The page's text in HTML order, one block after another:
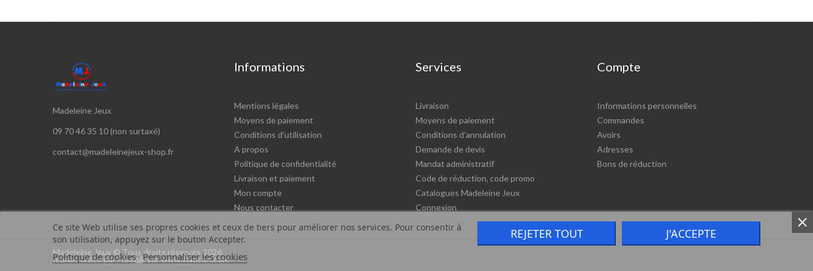
 
Madeleine Jeux
09 70 46 35 10 (non surtaxé)
contact@madeleinejeux-shop.fr
Ce site Web utilise ses propres cookies et ceux de tiers pour améliorer nos services. Pour consentir à
son utilisation, appuyez sur le bouton Accepter.
Politique de cookies Personnaliser les cookies
REJETER TOUT J'ACCEPTE
Informations
Mentions légales
Moyens de paiement
Conditions d'utilisation
A propos
Politique de confidentialité
Livraison et paiement
Mon compte
Nous contacter
Services
Livraison
Moyens de paiement
Conditions d'annulation
Demande de devis
Mandat administratif
Code de réduction, code promo
Catalogues Madeleine Jeux
Connexion
Compte
Informations personnelles
Commandes
Avoirs
Adresses
Bons de réduction
Madeleine Jeux © Tous droits réservés 2026
Icônes créés par Freepik sur www.flaticon.com